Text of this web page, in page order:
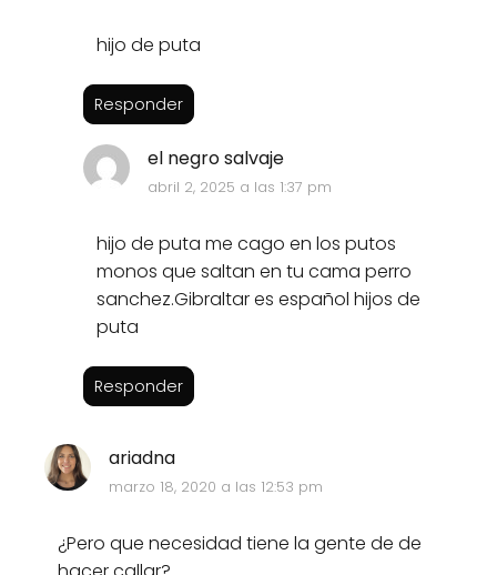
hijo de puta
Responder
el negro salvaje
abril 2, 2025 a las 1:37 pm
hijo de puta me cago en los putos
monos que saltan en tu cama perro
sanchez.Gibraltar es español hijos de
puta
Responder
ariadna
marzo 18, 2020 a las 12:53 pm
¿Pero que necesidad tiene la gente de de